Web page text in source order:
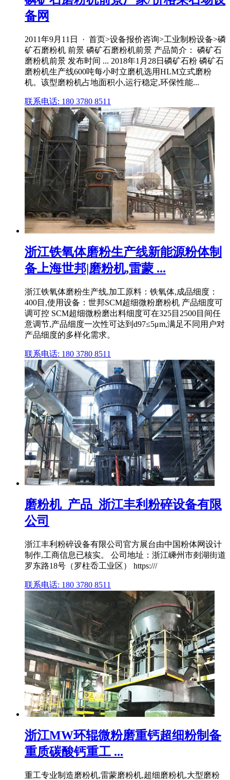
备网
2011年9月11日 · 首页>设备报价咨询>工业制粉设备>磷
矿石磨粉机 前景 磷矿石磨粉机前景 产品简介： 磷矿石
磨粉机前景 发布时间 ... 2018年1月28日磷矿石粉 磷矿石
磨粉机生产线600吨每小时立磨机选用HLM立式磨粉
机。该型磨粉机占地面积小,运行稳定,环保性能...
联系电话: 180 3780 8511
浙江铁氧体磨粉生产线新能源粉体制
备上海世邦|磨粉机,雷蒙 ...
浙江铁氧体磨粉生产线,加工原料：铁氧体,成品细度：
400目,使用设备：世邦SCM超细微粉磨粉机 产品细度可
调可控 SCM超细微粉磨出料细度可在325目2500目间任
意调节,产品细度一次性可达到d97≤5μm,满足不同用户对
产品细度的多样化需求。
联系电话: 180 3780 8511
磨粉机_产品_浙江丰利粉碎设备有限
公司
浙江丰利粉碎设备有限公司官方展台由中国粉体网设计
制作,工商信息已核实。 公司地址：浙江嵊州市剡湖街道
罗东路18号（罗柱岙工业区） https:///
联系电话: 180 3780 8511
浙江MW环辊微粉磨重钙超细粉制备
重质碳酸钙重工 ...
重工专业制造磨粉机,雷蒙磨粉机,超细磨粉机,大型磨粉